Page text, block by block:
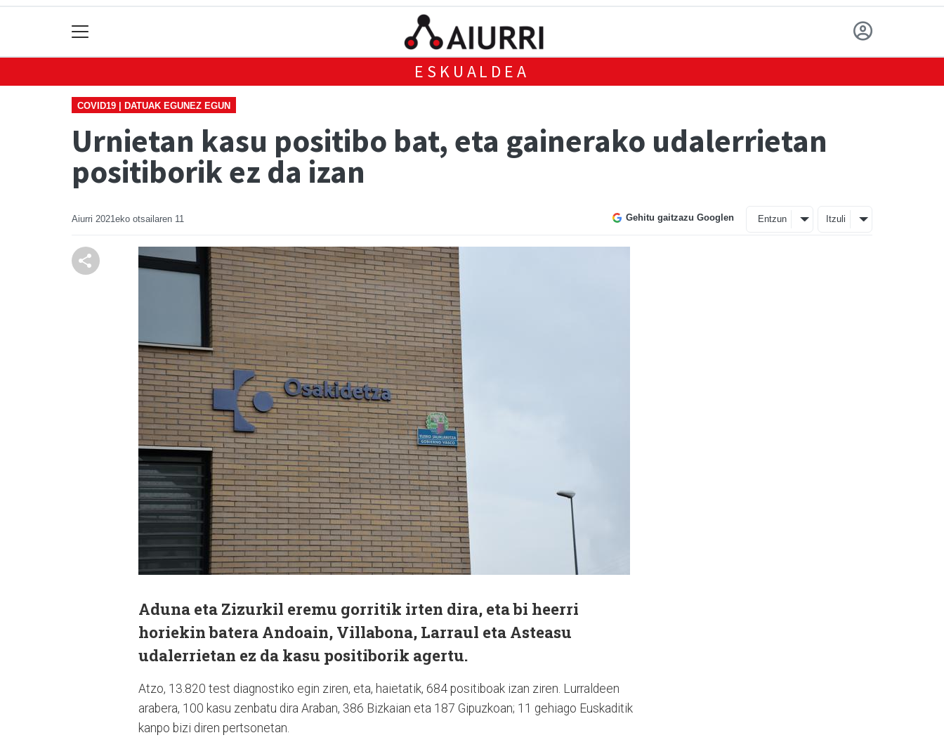
ESKUALDEA
COVID19 | DATUAK EGUNEZ EGUN
Urnietan kasu positibo bat, eta gainerako udalerrietan
positiborik ez da izan
Aiurri 2021eko otsailaren 11 Gehitu gaitzazu Googlen Entzun Itzuli
Aduna eta Zizurkil eremu gorritik irten dira, eta bi heerri
horiekin batera Andoain, Villabona, Larraul eta Asteasu
udalerrietan ez da kasu positiborik agertu.
Atzo, 13.820 test diagnostiko egin ziren, eta, haietatik, 684 positiboak izan ziren. Lurraldeen
arabera, 100 kasu zenbatu dira Araban, 386 Bizkaian eta 187 Gipuzkoan; 11 gehiago Euskaditik
kanpo bizi diren pertsonetan.